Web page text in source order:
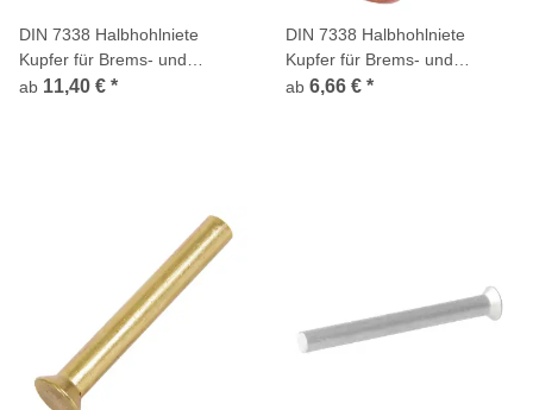
DIN 7338 Halbhohlniete
Kupfer für Brems- und
Kupplungsbeläge Form C
ab 11,40 € *
DIN 7338 Halbhohlniete
Kupfer für Brems- und
Kupplungsbeläge Form B
ab 6,66 € *